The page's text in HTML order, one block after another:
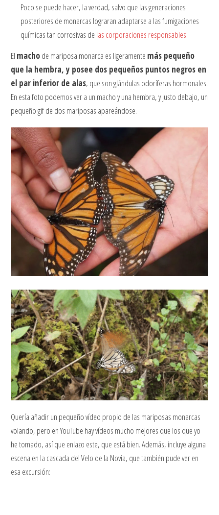
Poco se puede hacer, la verdad, salvo que las generaciones
posteriores de monarcas lograran adaptarse a las fumigaciones
químicas tan corrosivas de las corporaciones responsables.
El machode mariposa monarca es ligeramente más pequeño
que la hembra, y posee dos pequeños puntos negros en
el par inferior de alas, que son glándulas odoríferas hormonales.
En esta foto podemos ver a un macho y una hembra, y justo debajo, un
pequeño gif de dos mariposas apareándose.
Quería añadir un pequeño vídeo propio de las mariposas monarcas
volando, pero en YouTube hay vídeos mucho mejores que los que yo
he tomado, así que enlazo este, que está bien. Además, incluye alguna
escena en la cascada del Velo de la Novia, que también pude ver en
esa excursión: